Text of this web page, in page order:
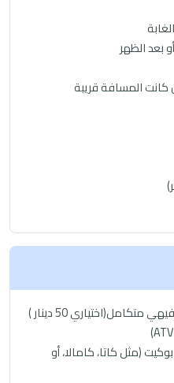
بعد الظهر
المسافة قريبة
50 دينار )
(مثل كاتا، كامالا، أو